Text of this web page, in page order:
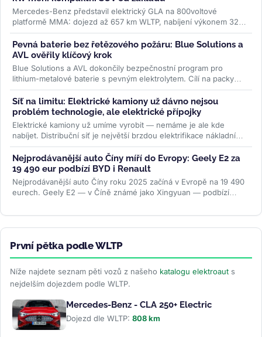
Mercedes-Benz představil elektrický GLA na 800voltové
platformě MMA: dojezd až 657 km WLTP, nabíjení výkonem 320
kW a plnění na 80 % za 22...>>
Pevná baterie bez řetězového požáru: Blue Solutions a
AVL ověřily klíčový krok
Blue Solutions a AVL dokončily bezpečnostní program pro
lithium-metalové baterie s pevným elektrolytem. Cílí na packy
bez šíření tepelné...>>
Síť na limitu: Elektrické kamiony už dávno nejsou
problém technologie, ale elektrické přípojky
Elektrické kamiony už umíme vyrobit — nemáme je ale kde
nabíjet. Distribuční síť je největší brzdou elektrifikace nákladní
dopravy....>>
Nejprodávanější auto Číny míří do Evropy: Geely E2 za
19 490 eur podbízí BYD i Renault
Nejprodávanější auto Číny roku 2025 začíná v Evropě na 19 490
eurech. Geely E2 — v Číně známé jako Xingyuan — podbízí
První pětka podle WLTP
Níže najdete seznam pěti vozů z našeho katalogu elektroaut s
nejdelším dojezdem podle WLTP.
Mercedes-Benz - CLA 250+ Electric
Dojezd dle WLTP: 808 km